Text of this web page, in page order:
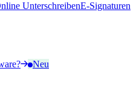
UnterschreibenE-Signaturen
Neu